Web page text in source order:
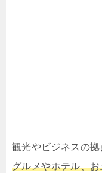
観光やビジネスの拠
グルメやホテル、